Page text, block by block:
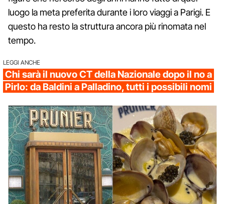
luogo la meta preferita durante i loro viaggi a Parigi. E
questo ha resto la struttura ancora più rinomata nel
tempo.
LEGGI ANCHE
Chi sarà il nuovo CT della Nazionale dopo il no a
Pirlo: da Baldini a Palladino, tutti i possibili nomi